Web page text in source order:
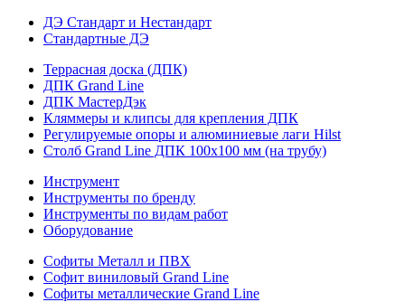
ДЭ Стандарт и Нестандарт
Стандартные ДЭ
Террасная доска (ДПК)
ДПК Grand Line
ДПК МастерДэк
Кляммеры и клипсы для крепления ДПК
Регулируемые опоры и алюминиевые лаги Hilst
Столб Grand Line ДПК 100х100 мм (на трубу)
Инструмент
Инструменты по бренду
Инструменты по видам работ
Оборудование
Софиты Металл и ПВХ
Софит виниловый Grand Line
Софиты металлические Grand Line